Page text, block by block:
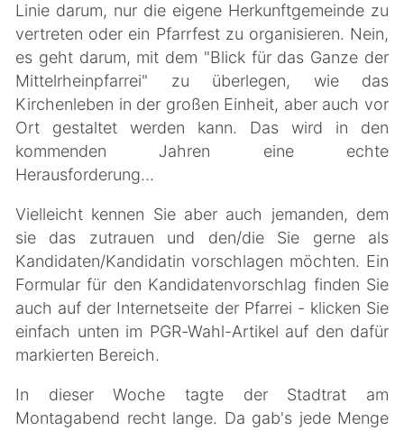
Linie darum, nur die eigene Herkunftgemeinde zu
vertreten oder ein Pfarrfest zu organisieren. Nein,
es geht darum, mit dem "Blick für das Ganze der
Mittelrheinpfarrei" zu überlegen, wie das
Kirchenleben in der großen Einheit, aber auch vor
Ort gestaltet werden kann. Das wird in den
kommenden Jahren eine echte
Herausforderung...
Vielleicht kennen Sie aber auch jemanden, dem
sie das zutrauen und den/die Sie gerne als
Kandidaten/Kandidatin vorschlagen möchten. Ein
Formular für den Kandidatenvorschlag finden Sie
auch auf der Internetseite der Pfarrei - klicken Sie
einfach unten im PGR-Wahl-Artikel auf den dafür
markierten Bereich.
In dieser Woche tagte der Stadtrat am
Montagabend recht lange. Da gab's jede Menge